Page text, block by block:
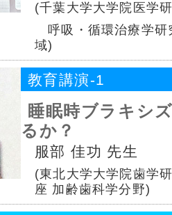
(千葉大学大学院医学
呼吸・循環治療学研
域)
教育講演-1
睡眠時ブラキシ
るか？
服部 佳功 先生
(東北大学大学院歯学
座 加齢歯科学分野)